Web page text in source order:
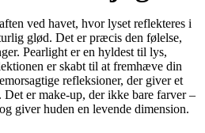
ved havet, hvor lyset reflekteres i
glød. Det er præcis den følelse,
Pearlight er en hyldest til lys,
er skabt til at fremhæve din
refleksioner, der giver et
er make-up, der ikke bare farver –
giver huden en levende dimension.